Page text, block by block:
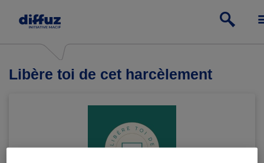
Libère toi de cet harcèlement